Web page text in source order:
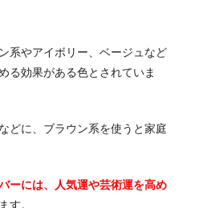
系やアイボリー、ベージュなど
る効果がある色とされていま
どに、ブラウン系を使うと家庭
ーには、人気運や芸術運を高め
す。